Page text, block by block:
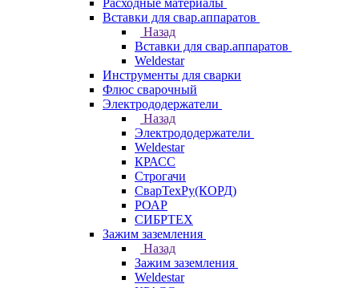
Расходные материалы
Вставки для свар.аппаратов
Назад
Вставки для свар.аппаратов
Weldestar
Инструменты для сварки
Флюс сварочный
Электрододержатели
Назад
Электрододержатели
Weldestar
КРАСС
Строгачи
СварТехРу(КОРД)
РОАР
СИБРТЕХ
Зажим заземления
Назад
Зажим заземления
Weldestar